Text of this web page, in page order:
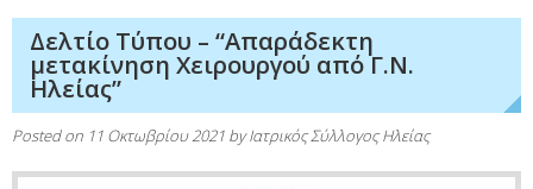
Δελτίο Τύπου – “Απαράδεκτη
μετακίνηση Χειρουργού από Γ.Ν.
Ηλείας”
Posted on 11 Οκτωβρίου 2021 byΙατρικός Σύλλογος Ηλείας